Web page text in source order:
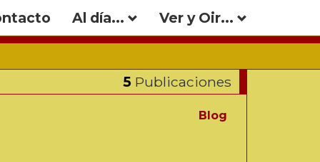
Al día... Ver y Oir...
5 Publicaciones
Blog